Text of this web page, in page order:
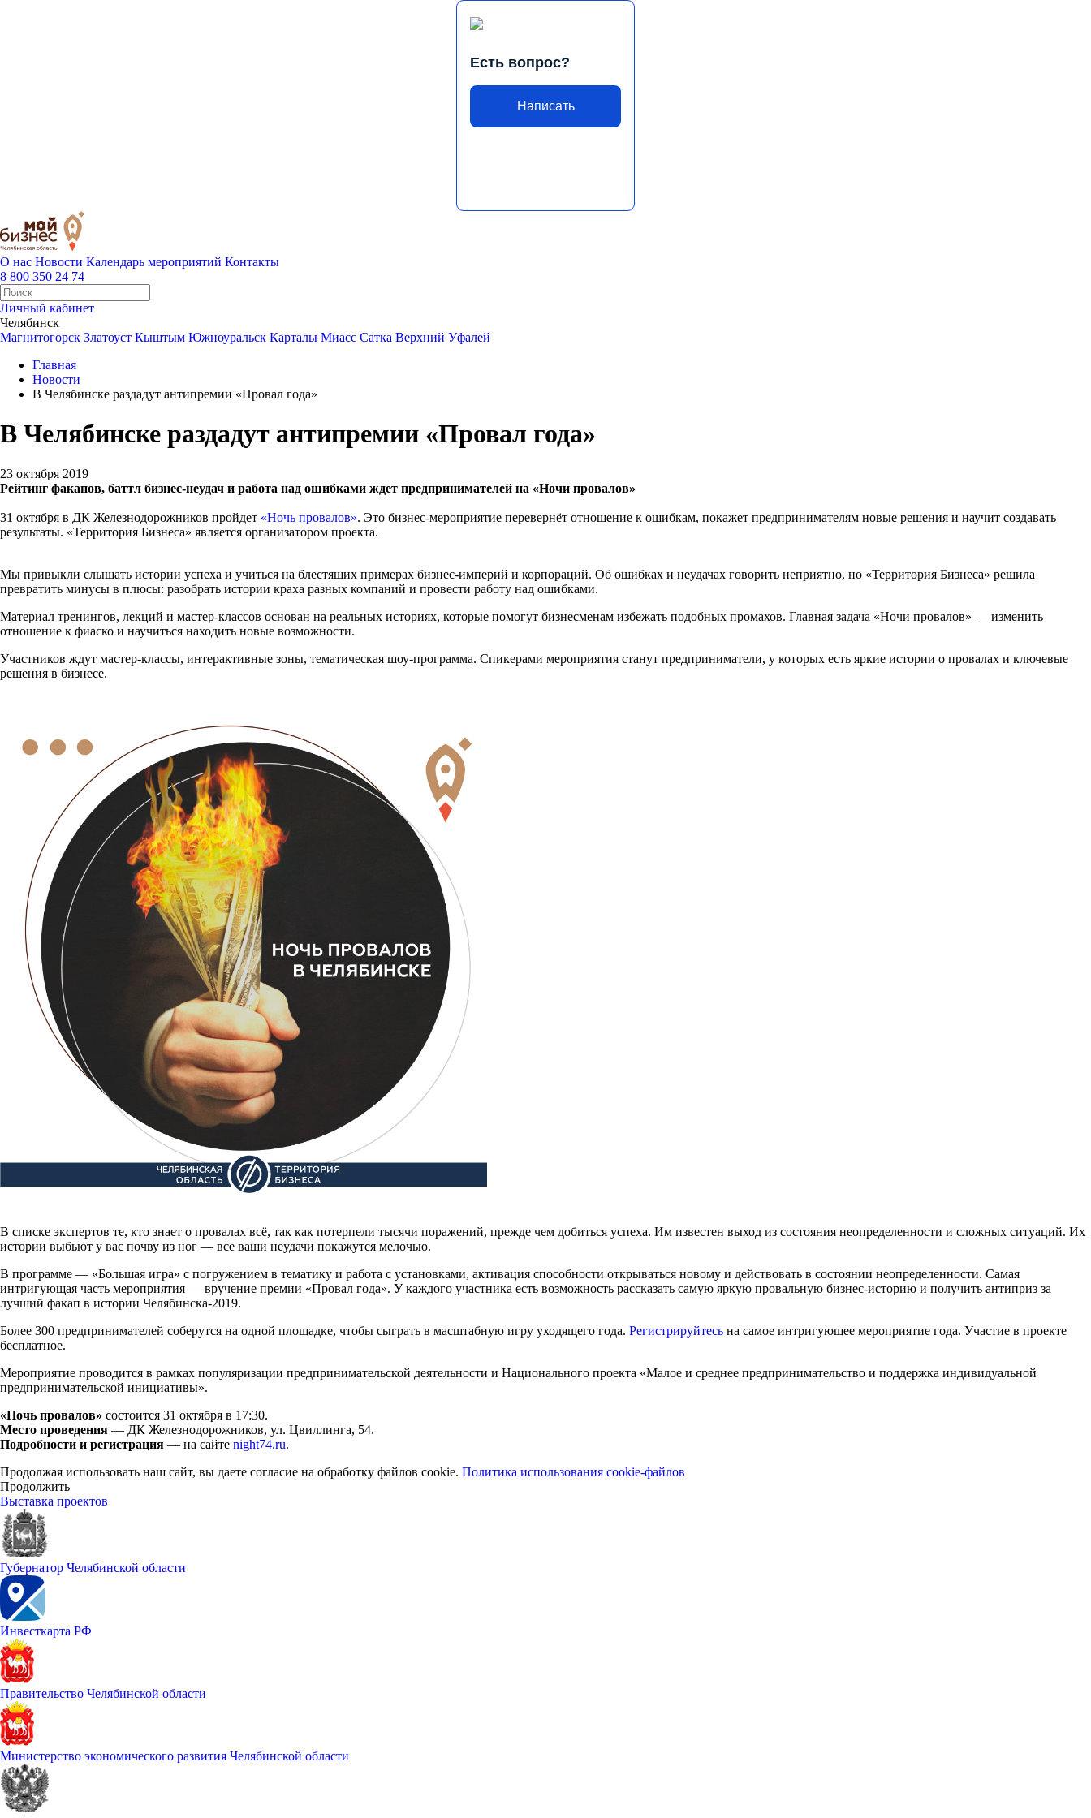
Есть вопрос?
Написать
О нас Новости Календарь мероприятий Контакты
8 800 350 24 74
Личный кабинет
Челябинск
Магнитогорск Златоуст Кыштым Южноуральск Карталы Миасс Сатка Верхний Уфалей
Главная
Новости
В Челябинске раздадут антипремии «Провал года»
В Челябинске раздадут антипремии «Провал года»
23 октября 2019
Рейтинг факапов, баттл бизнес-неудач и работа над ошибками ждет предпринимателей на «Ночи провалов»
31 октября в ДК Железнодорожников пройдет «Ночь провалов». Это бизнес-мероприятие перевернёт отношение к ошибкам, покажет предпринимателям новые решения и научит создавать
результаты. «Территория Бизнеса» является организатором проекта.
Мы привыкли слышать истории успеха и учиться на блестящих примерах бизнес-империй и корпораций. Об ошибках и неудачах говорить неприятно, но «Территория Бизнеса» решила
превратить минусы в плюсы: разобрать истории краха разных компаний и провести работу над ошибками.
Материал тренингов, лекций и мастер-классов основан на реальных историях, которые помогут бизнесменам избежать подобных промахов. Главная задача «Ночи провалов» — изменить
отношение к фиаско и научиться находить новые возможности.
Участников ждут мастер-классы, интерактивные зоны, тематическая шоу-программа. Спикерами мероприятия станут предприниматели, у которых есть яркие истории о провалах и ключевые
решения в бизнесе.
В списке экспертов те, кто знает о провалах всё, так как потерпели тысячи поражений, прежде чем добиться успеха. Им известен выход из состояния неопределенности и сложных ситуаций. Их
истории выбьют у вас почву из ног — все ваши неудачи покажутся мелочью.
В программе — «Большая игра» с погружением в тематику и работа с установками, активация способности открываться новому и действовать в состоянии неопределенности. Самая
интригующая часть мероприятия — вручение премии «Провал года». У каждого участника есть возможность рассказать самую яркую провальную бизнес-историю и получить антиприз за
лучший факап в истории Челябинска-2019.
Более 300 предпринимателей соберутся на одной площадке, чтобы сыграть в масштабную игру уходящего года. Регистрируйтесь на самое интригующее мероприятие года. Участие в проекте
бесплатное.
Мероприятие проводится в рамках популяризации предпринимательской деятельности и Национального проекта «Малое и среднее предпринимательство и поддержка индивидуальной
предпринимательской инициативы».
«Ночь провалов» состоится 31 октября в 17:30.
Место проведения — ДК Железнодорожников, ул. Цвиллинга, 54.
Подробности и регистрация — на сайте night74.ru.
Продолжая использовать наш сайт, вы даете согласие на обработку файлов cookie. Политика использования cookie-файлов
Продолжить
Выставка проектов
Губернатор Челябинской области
Инвесткарта РФ
Правительство Челябинской области
Министерство экономического развития Челябинской области